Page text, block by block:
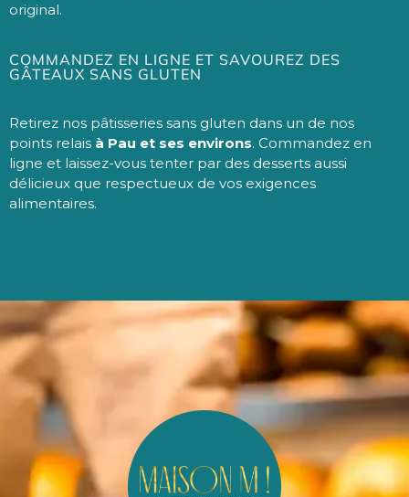
original.
COMMANDEZ EN LIGNE ET SAVOUREZ DES
GÂTEAUX SANS GLUTEN
Retirez nos pâtisseries sans gluten dans un de nos
points relais à Pau et ses environs. Commandez en
ligne et laissez-vous tenter par des desserts aussi
délicieux que respectueux de vos exigences
alimentaires.